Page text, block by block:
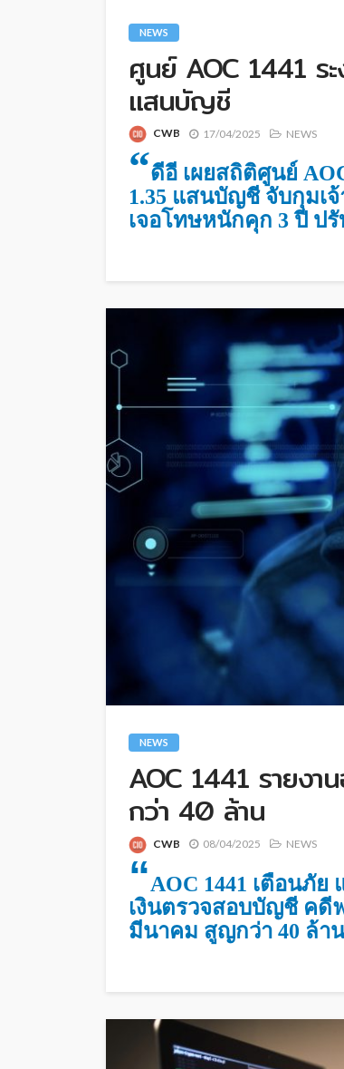
NEWS
ศูนย์ AOC 1441 ร
แสนบัญชี
CWB 17/04/2025 NEWS
“ดีอี เผยสถิติศูนย์
1.35 แสนบัญชี จับกุมเ
เจอโทษหนักคุก 3 ปี ป
NEWS
AOC 1441 รายง
กว่า 40 ล้าน
CWB 08/04/2025 NEWS
“AOC 1441 เตือนภัย
เงินตรวจสอบบัญชี คดี
มีนาคม สูญกว่า 40 ล้า